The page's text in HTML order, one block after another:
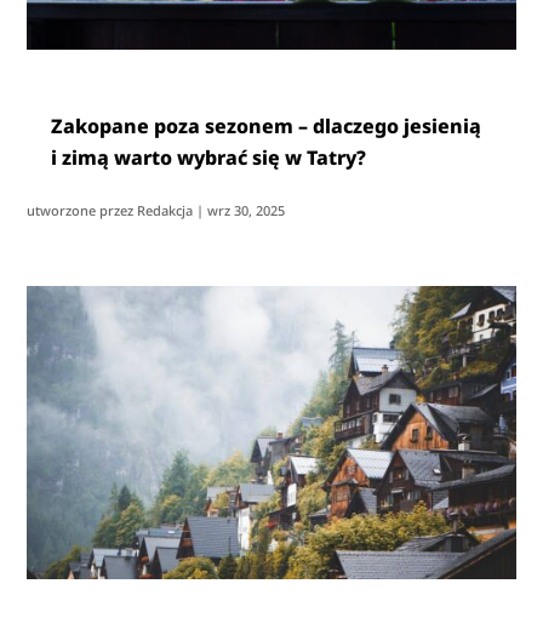
Zakopane poza sezonem – dlaczego jesienią
i zimą warto wybrać się w Tatry?
utworzone przez Redakcja |wrz 30, 2025